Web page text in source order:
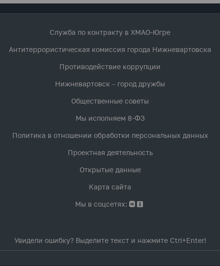
Служба по контракту в ХМАО-Югре
Антитеррористическая комиссия города Нижневартовска
Противодействие коррупции
Нижневартовск – город дружбы
Общественные советы
Мы исполняем 8-ФЗ
Политика в отношении обработки персональных данных
Проектная деятельность
Открытые данные
Карта сайта
Мы в соцсетях:
Увидели ошибку? Выделите текст и нажмите Ctrl+Enter!